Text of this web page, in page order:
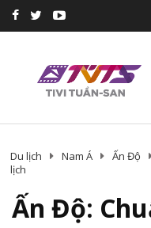
Du lịch Nam Á Ấn Độ
lịch
Ấn Độ: